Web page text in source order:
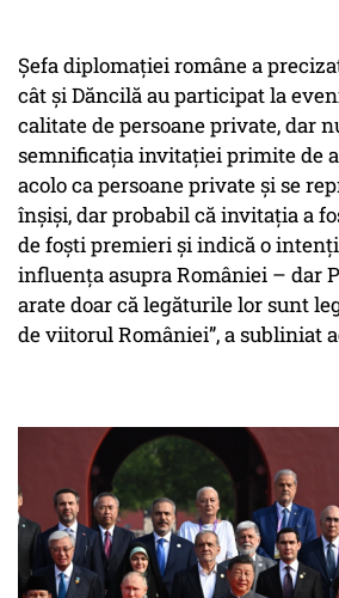
Șefa diplomației române a
cât și Dăncilă au participat la
calitate de persoane private, dar
semnificația invitației primite de
acolo ca persoane private şi se
înşişi, dar probabil că invitația a
de foști premieri şi indică o
influența asupra României – dar
arate doar că legăturile lor sunt
de viitorul României”, a subliniat